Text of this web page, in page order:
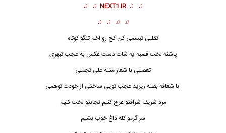
♫ ♫
NEXT1.IR
♫ ♫
♫ ♫ ♫ ♫
تقلبی تبسمی کن کج رو اخم تنگو کوتاه
پاشنه لخت قلمبه یه شات دست عکس به عجب تبهری
تعصبی با شعار متنه علی تجملی
با شعافه بطنه زیزید عجب تویی ساختی از خودت توهمی
مرد شریف شرافتو عرج کنیم نجابتو لخت کنیم
سر گرمو کله داغ خوب بشیم